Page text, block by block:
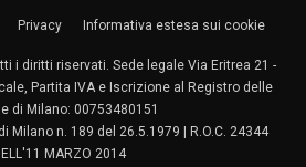
Privacy Informativa estesa sui cookie
i diritti riservati. Sede legale Via Eritrea 21 -
Partita IVA e Iscrizione al Registro delle
di Milano: 00753480151
Milano n. 189 del 26.5.1979 | R.O.C. 24344
MARZO 2014